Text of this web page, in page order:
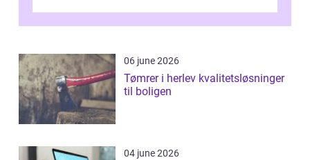
06 june 2026
Tømrer i herlev kvalitetsløsninger
til boligen
04 june 2026